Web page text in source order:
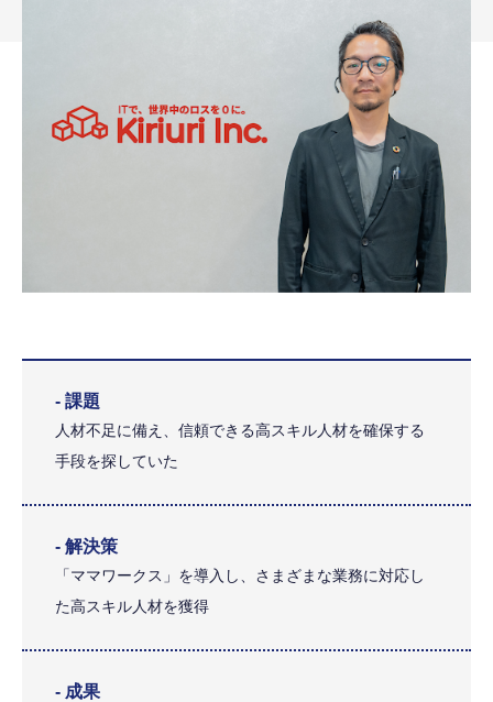
- 課題
人材不足に備え、信頼できる高スキル人材を確保する
手段を探していた
- 解決策
「ママワークス」を導入し、さまざまな業務に対応し
た高スキル人材を獲得
- 成果